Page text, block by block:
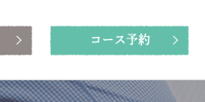
コース予約